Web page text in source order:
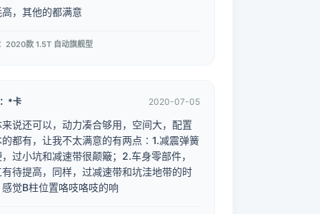
，其他的都满意
2020款 1.5T 自动旗舰型
*卡 2020-07-05
来说还可以，动力凑合够用，空间大，配置
的都有，让我不太满意的有两点∶1.减震弹簧
过小坑和减速带很颠簸；2.车身零部件，
有待提高，同样，过减速带和坑洼地带的时
觉B柱位置咯吱咯吱的响